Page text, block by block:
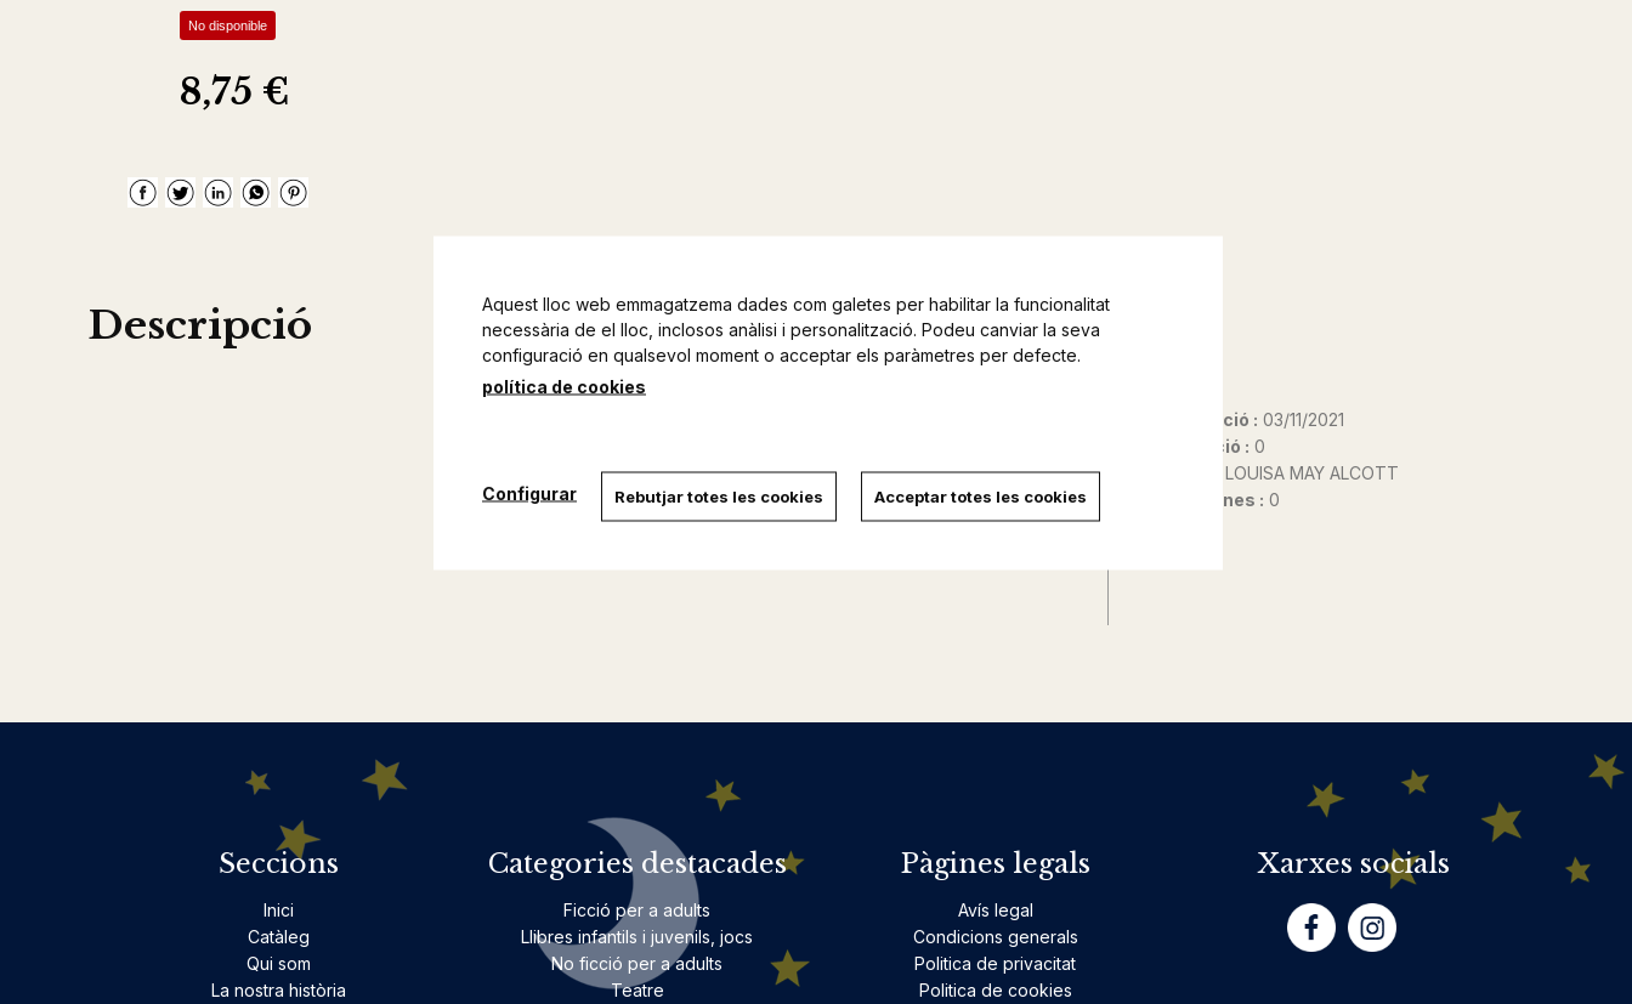
No disponible
8,75 €
Descripció
Data d'edició : 03/11/2021
Any d'edició : 0
LOUISA MAY ALCOTT
Nº de pàgines : 0
Seccions
Inici
Catàleg
Qui som
La nostra història
Categories destacades
Ficció per a adults
Llibres infantils i juvenils, jocs
No ficció per a adults
Teatre
Pàgines legals
Avís legal
Condicions generals
Politica de privacitat
Politica de cookies
Xarxes socials
Aquest lloc web emmagatzema dades com galetes per habilitar la funcionalitat
necessària de el lloc, inclosos anàlisi i personalització. Podeu canviar la seva
configuració en qualsevol moment o acceptar els paràmetres per defecte.
política de cookies
Configurar Rebutjar totes les cookies Acceptar totes les cookies